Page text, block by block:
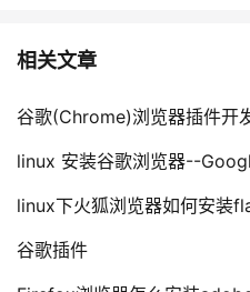
相关文章
谷歌(Chrome)浏览器插件开
linux 安装谷歌浏览器--
linux下火狐浏览器如何安装
谷歌插件